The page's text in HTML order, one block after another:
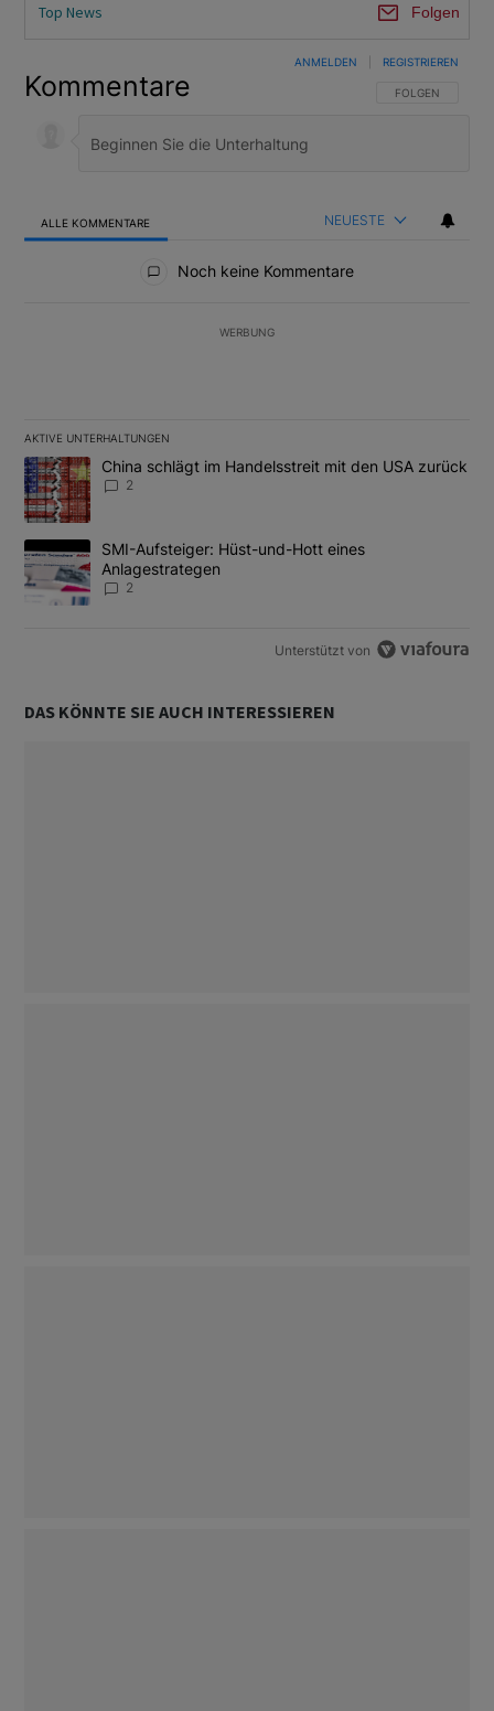
Top News Folgen
Kommentare FOLGE DIESER
FOLGEN
ANMELDEN REGISTRIEREN
ALLE KOMMENTARE NEUESTE
Noch keine Kommentare
WERBUNG
AKTIVE UNTERHALTUNGEN
Das Folgende ist eine Liste der am meisten kommentierten
Ein Trendartikel mit dem Titel "China schlägt im Handelsstreit
China schlägt im Handelsstreit mit den USA zurück
2
Ein Trendartikel mit dem Titel "SMI-Aufsteiger: Hüst-und-Hott
SMI-Aufsteiger: Hüst-und-Hott eines
Anlagestrategen
2
Unterstützt von
DAS KÖNNTE SIE AUCH INTERESSIEREN